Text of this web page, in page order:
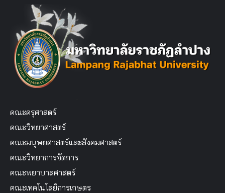
คณะครุศาสตร์
คณะวิทยาศาสตร์
คณะมนุษยศาสตร์และสังคมศาสตร์
คณะวิทยาการจัดการ
คณะพยาบาลศาสตร์
คณะเทคโนโลยีการเกษตร